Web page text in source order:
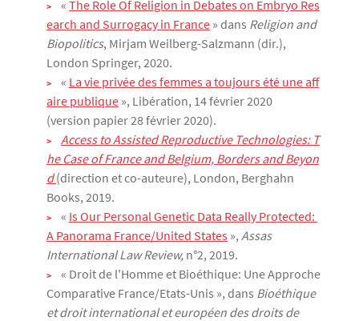
« The Role Of Religion in Debates on Embryo Res
earch and Surrogacy in France » dans Religion and
Biopolitics, Mirjam Weilberg-Salzmann (dir.),
London Springer, 2020.
« La vie privée des femmes a toujours été une aff
aire publique », Libération, 14 février 2020
(version papier 28 février 2020).
Access to Assisted Reproductive Technologies: T
he Case of France and Belgium, Borders and Beyon
d (direction et co-auteure), London, Berghahn
Books, 2019.
« Is Our Personal Genetic Data Really Protected:
A Panorama France/United States », Assas
International Law Review, n°2, 2019.
« Droit de l'Homme et Bioéthique: Une Approche
Comparative France/Etats-Unis », dans Bioéthique
et droit international et européen des droits de